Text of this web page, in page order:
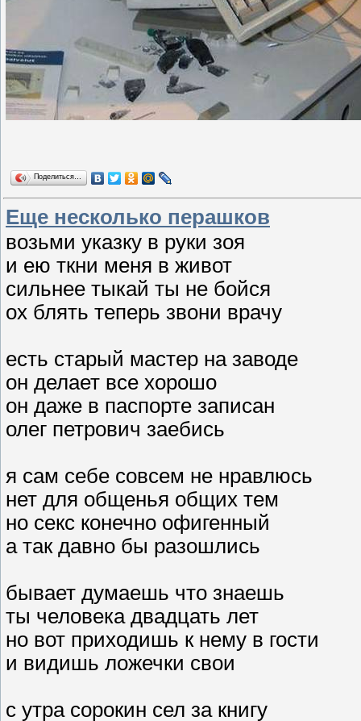
Поделиться…
Еще несколько перашков
возьми указку в руки зоя
и ею ткни меня в живот
сильнее тыкай ты не бойся
ох блять теперь звони врачу
есть старый мастер на заводе
он делает все хорошо
он даже в паспорте записан
олег петрович заебись
я сам себе совсем не нравлюсь
нет для общенья общих тем
но секс конечно офигенный
а так давно бы разошлись
бывает думаешь что знаешь
ты человека двадцать лет
но вот приходишь к нему в гости
и видишь ложечки свои
с утра сорокин сел за книгу